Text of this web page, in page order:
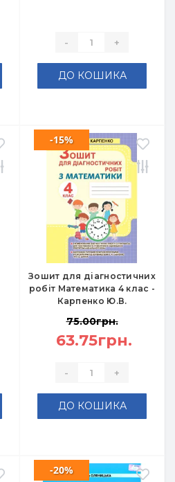
- +
ДО КОШИКА
Зошит для діагностичних
робіт Математика 4 клас -
Карпенко Ю.В.
-15%
75.00грн.
63.75грн.
- +
ДО КОШИКА
-20%